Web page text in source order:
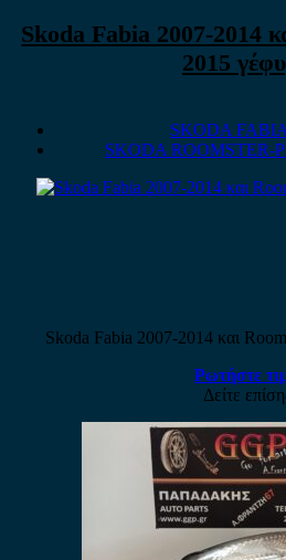
Skoda Fabia 2007-2014
2015
SKODA
SKODA ROOMSTER-
Skoda Fabia 2007-2014 και
Ρωτήστε
Δείτε